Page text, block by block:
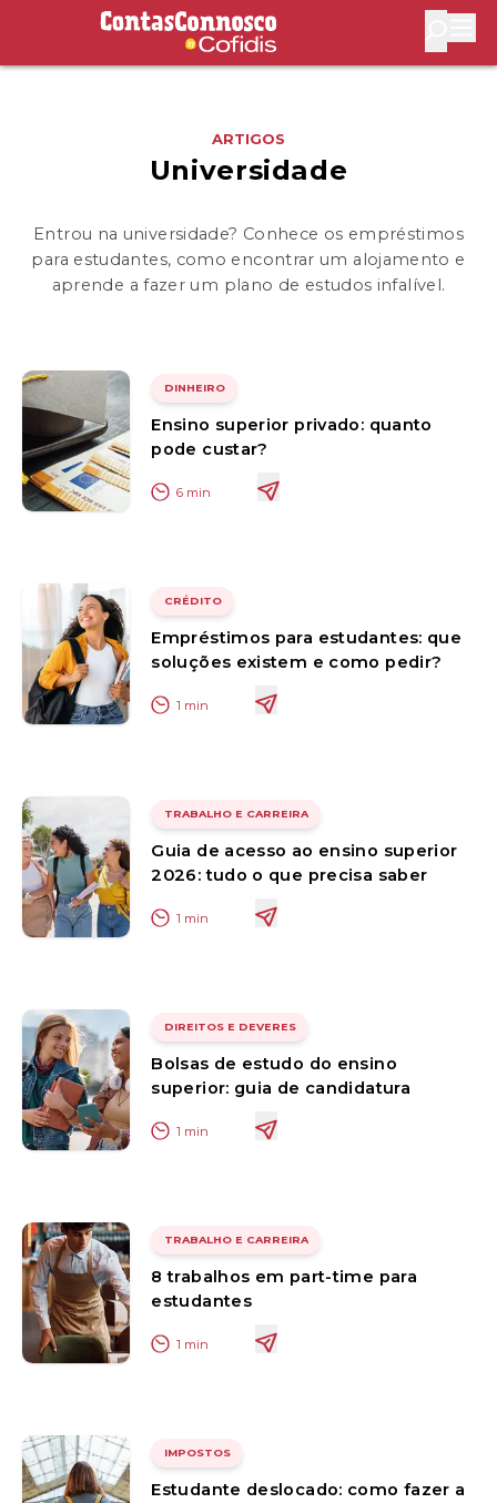
Contas Connosco by Cofidis
ARTIGOS
Universidade
Entrou na universidade? Conhece os empréstimos
para estudantes, como encontrar um alojamento e
aprende a fazer um plano de estudos infalível.
DINHEIRO
Ensino superior privado: quanto
pode custar?
6 min
CRÉDITO
Empréstimos para estudantes: que
soluções existem e como pedir?
1 min
TRABALHO E CARREIRA
Guia de acesso ao ensino superior
2026: tudo o que precisa saber
1 min
DIREITOS E DEVERES
Bolsas de estudo do ensino
superior: guia de candidatura
1 min
TRABALHO E CARREIRA
8 trabalhos em part-time para
estudantes
1 min
IMPOSTOS
Estudante deslocado: como fazer a